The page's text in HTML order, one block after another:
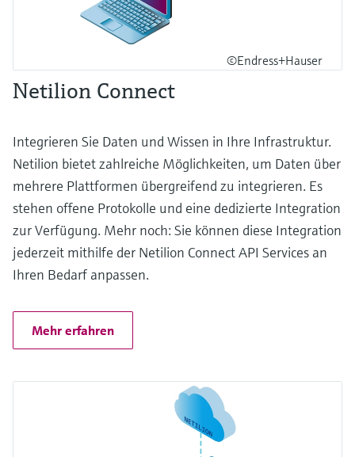
©Endress+Hauser
Netilion Connect
Integrieren Sie Daten und Wissen in Ihre Infrastruktur.
Netilion bietet zahlreiche Möglichkeiten, um Daten über
mehrere Plattformen übergreifend zu integrieren. Es
stehen offene Protokolle und eine dedizierte Integration
zur Verfügung. Mehr noch: Sie können diese Integration
jederzeit mithilfe der Netilion Connect API Services an
Ihren Bedarf anpassen.
Mehr erfahren